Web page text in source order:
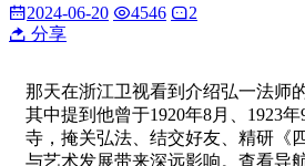
2024-06-20 4546
2
分享
那天在浙江卫视看到介绍弘一法师
其中提到他曾于1920年8月、1923
寺，掩关弘法、结交好友、精研《
与艺术发展带来深远影响。查看导